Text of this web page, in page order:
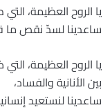
يا الروح العظيمة،
ساعدينا لسدّ نقص
يا الروح العظيمة،
بين الأنانية والفساد،
ساعدينا لنستعيد